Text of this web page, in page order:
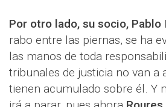
Por otro lado, su socio, Pablo
rabo entre las piernas, se ha
las manos de toda
tribunales de justicia no van a
tienen acumulado sobre él. Y